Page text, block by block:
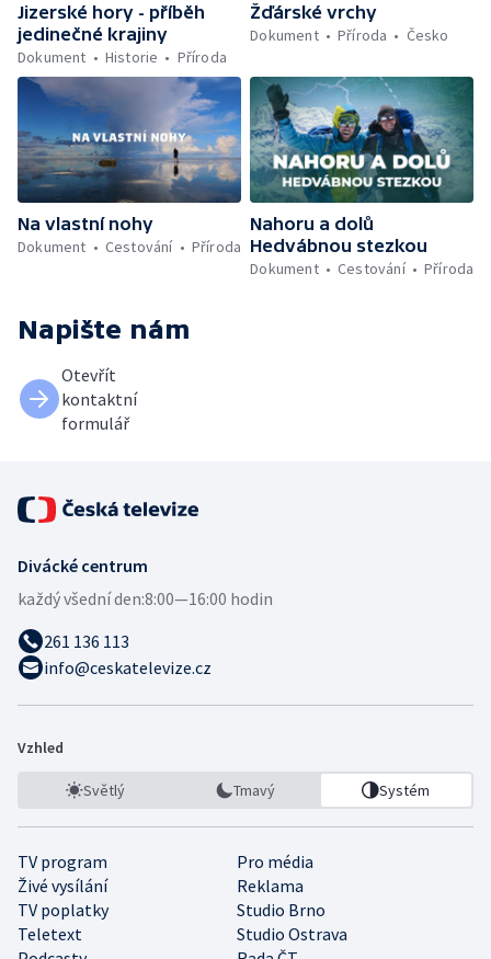
Jizerské hory - příběh
jedinečné krajiny
Dokument
Historie Příroda
Žďárské vrchy
Dokument
Příroda Česko
Na vlastní nohy
Dokument
Cestování Příroda
Nahoru a dolů
Hedvábnou stezkou
Dokument
Cestování Příroda
Napište nám
Otevřít
kontaktní
formulář
Divácké centrum
každý všední den:8:00—16:00 hodin
261 136 113
info@ceskatelevize.cz
Vzhled
Světlý Tmavý Systém
TV program
Pro média
Živé vysílání
Reklama
TV poplatky
Studio Brno
Teletext
Studio Ostrava